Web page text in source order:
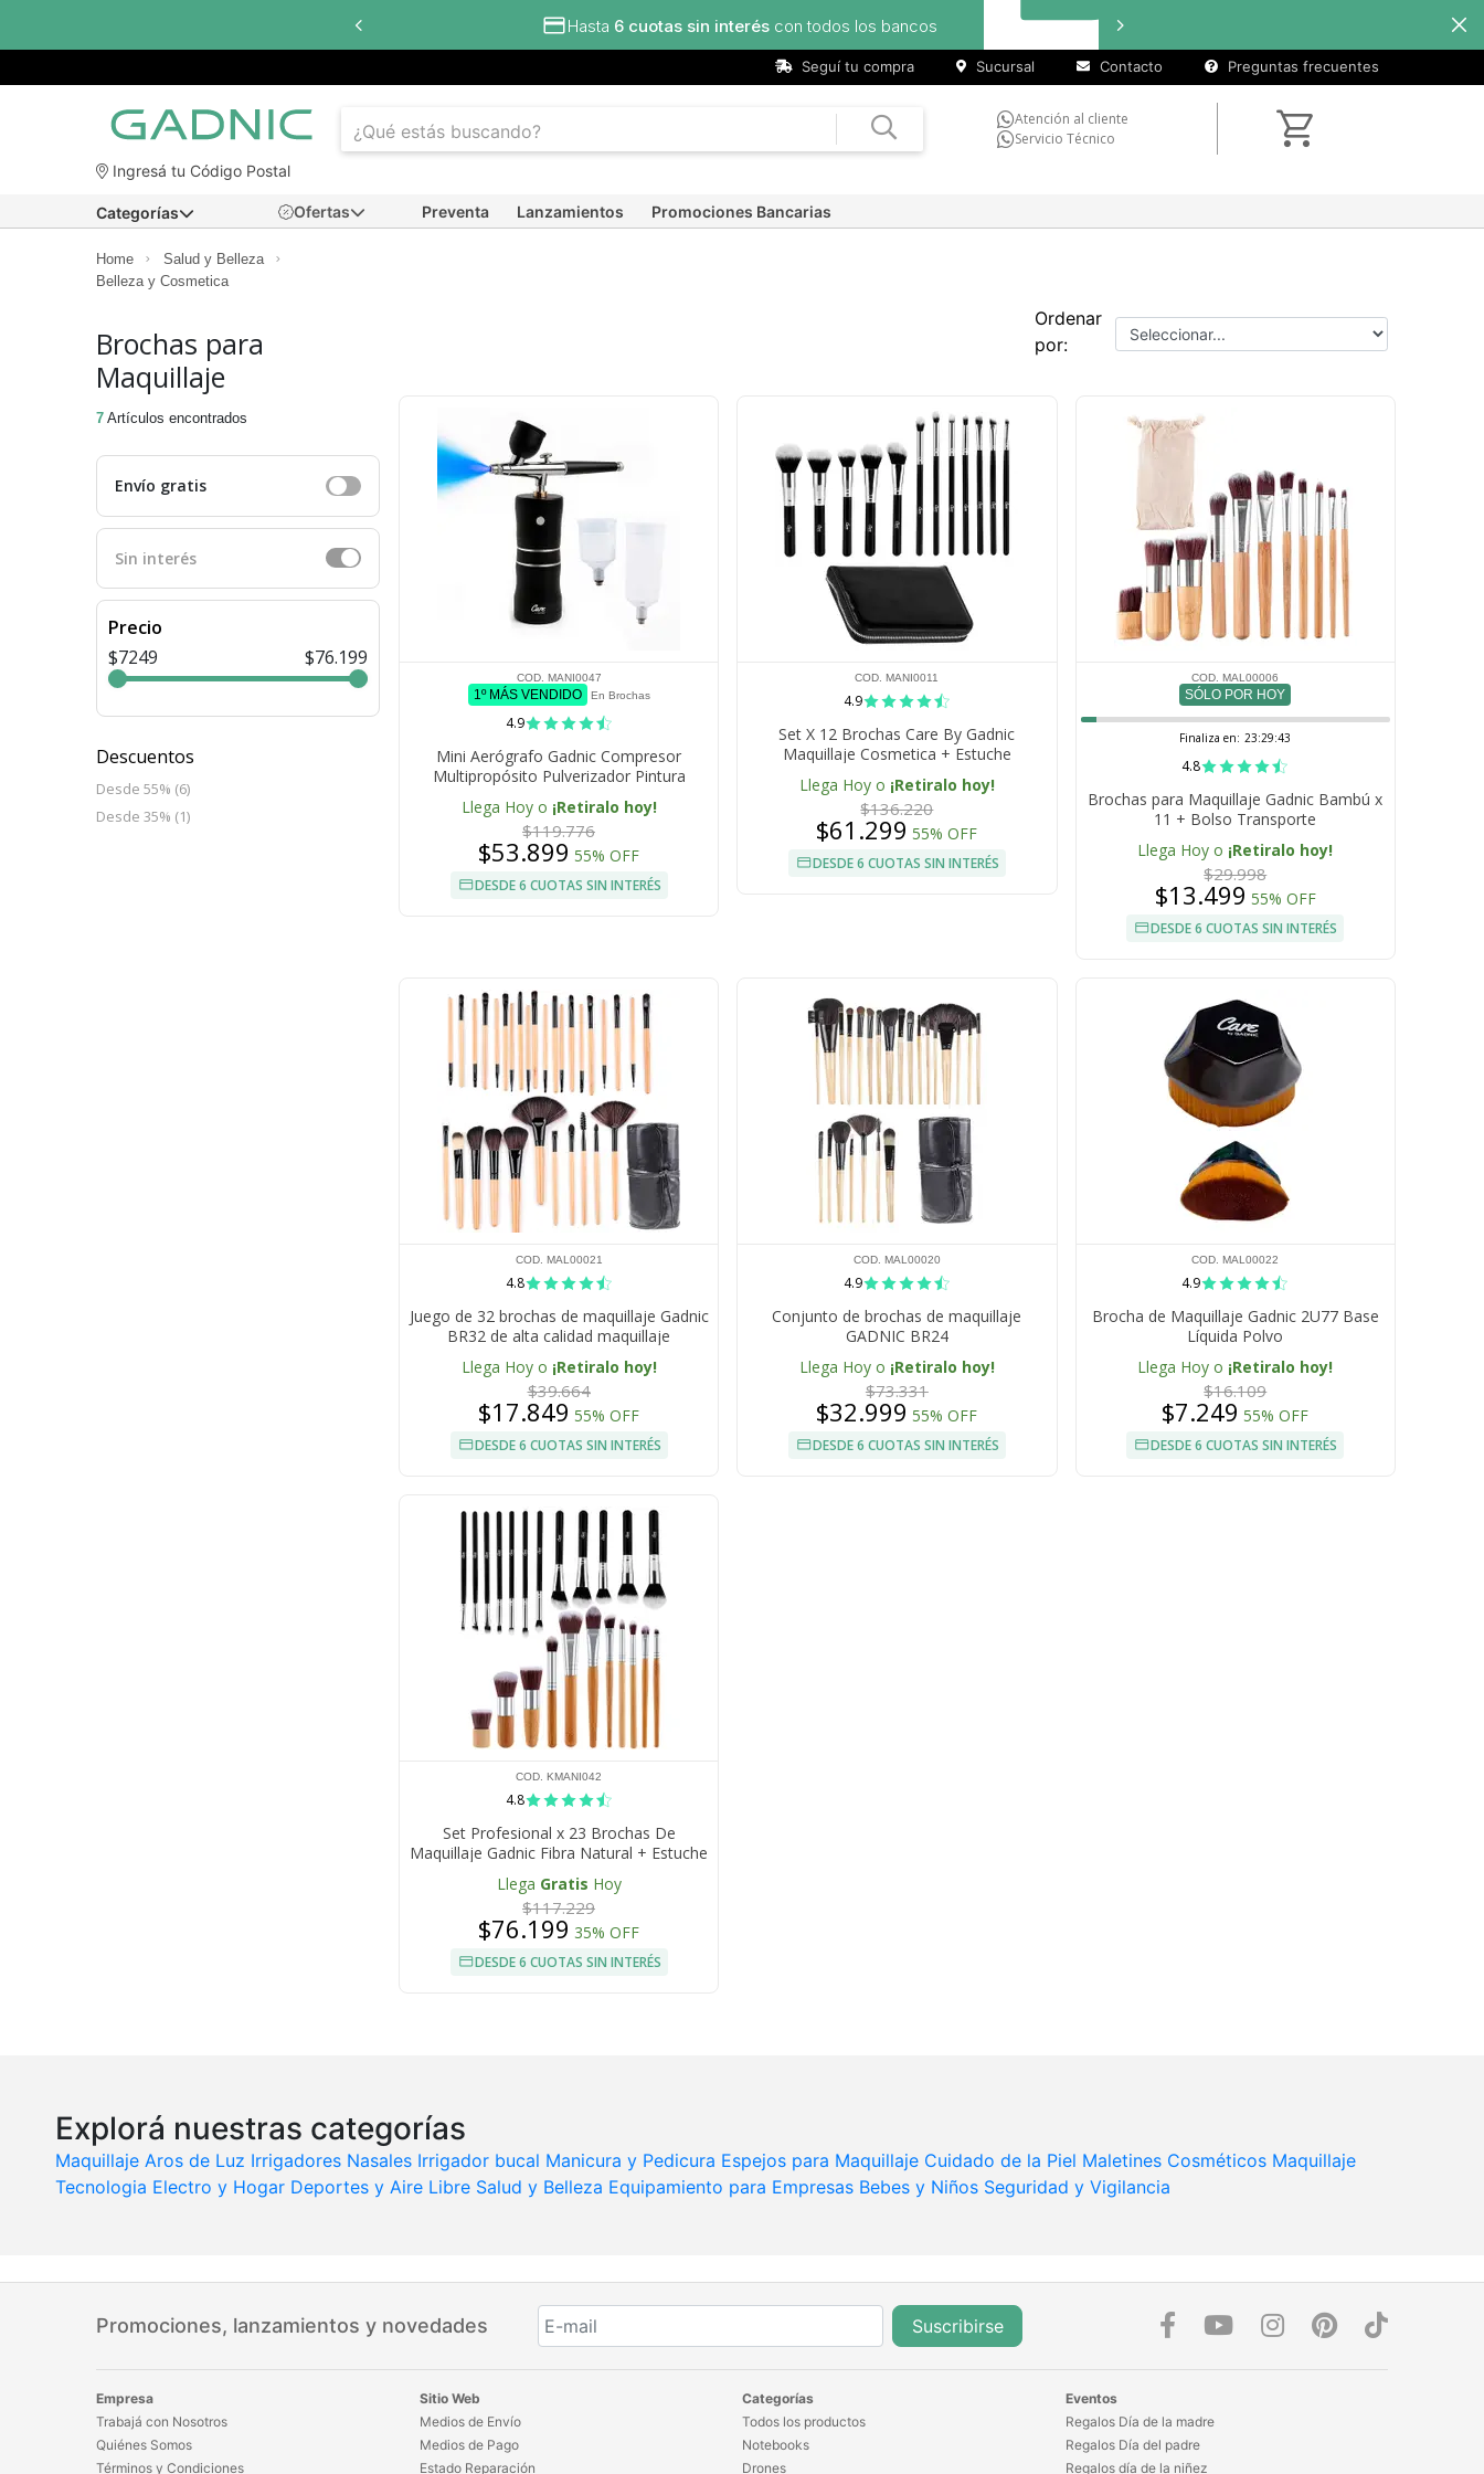
Hasta 6 cuotas sin interéscon todos los bancos
Seguí tu compra Sucursal Contacto Preguntas frecuentes
Atención al cliente
Servicio Técnico
Ingresá tu Código Postal
Ofertas Preventa Lanzamientos Promociones Bancarias
Categorías
Home
Salud y Belleza
Belleza y Cosmetica
Brochas para
Maquillaje
7 Artículos encontrados
Envío gratis
Sin interés
Precio
$7249
$76.199
Descuentos
Desde 55% (6)
Desde 35% (1)
Ordenar
por:
COD. MANI0047
1º MÁS VENDIDO En Brochas
4.9
Mini Aerógrafo Gadnic Compresor
Multipropósito Pulverizador Pintura
Llega Hoy o ¡Retiralo hoy!
$119.776
$53.899 55% OFF
DESDE 6 CUOTAS SIN INTERÉS
COD. MANI0011
4.9
Set X 12 Brochas Care By Gadnic
Maquillaje Cosmetica + Estuche
Llega Hoy o ¡Retiralo hoy!
$136.220
$61.299 55% OFF
DESDE 6 CUOTAS SIN INTERÉS
COD. MAL00006
SÓLO POR HOY
Finaliza en: 23:29:42
4.8
Brochas para Maquillaje Gadnic Bambú x
11 + Bolso Transporte
Llega Hoy o ¡Retiralo hoy!
$29.998
$13.499 55% OFF
DESDE 6 CUOTAS SIN INTERÉS
COD. MAL00021
4.8
Juego de 32 brochas de maquillaje Gadnic
BR32 de alta calidad maquillaje
personalizado
Llega Hoy o ¡Retiralo hoy!
$39.664
$17.849 55% OFF
DESDE 6 CUOTAS SIN INTERÉS
COD. MAL00020
4.9
Conjunto de brochas de maquillaje
GADNIC BR24
Llega Hoy o ¡Retiralo hoy!
$73.331
$32.999 55% OFF
DESDE 6 CUOTAS SIN INTERÉS
COD. MAL00022
4.9
Brocha de Maquillaje Gadnic 2U77 Base
Líquida Polvo
Llega Hoy o ¡Retiralo hoy!
$16.109
$7.249 55% OFF
DESDE 6 CUOTAS SIN INTERÉS
COD. KMANI042
4.8
Set Profesional x 23 Brochas De
Maquillaje Gadnic Fibra Natural + Estuche
Llega Gratis Hoy
$117.229
$76.199 35% OFF
DESDE 6 CUOTAS SIN INTERÉS
Explorá nuestras categorías
Maquillaje Aros de Luz Irrigadores Nasales Irrigador bucal Manicura y Pedicura Espejos para Maquillaje Cuidado de la Piel Maletines Cosméticos Maquillaje
Tecnologia Electro y Hogar Deportes y Aire Libre Salud y Belleza Equipamiento para Empresas Bebes y Niños Seguridad y Vigilancia
Promociones, lanzamientos y novedades Suscribirse
Empresa
Trabajá con Nosotros
Quiénes Somos
Términos y Condiciones
Sitio Web
Medios de Envío
Medios de Pago
Estado Reparación
Categorías
Todos los productos
Notebooks
Drones
Eventos
Regalos Día de la madre
Regalos Día del padre
Regalos día de la niñez